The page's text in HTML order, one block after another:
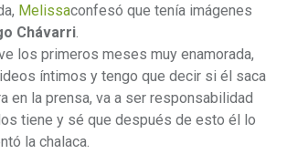
Melissaconfesó que tenía imágenes
Chávarri
los primeros meses muy enamorada,
íntimos y tengo que decir si él saca
en la prensa, va a ser responsabilidad
tiene y sé que después de esto él lo
la chalaca.